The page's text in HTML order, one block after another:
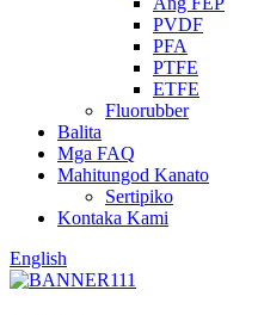
PVDF
PFA
PTFE
ETFE
Fluorubber
Balita
Mga FAQ
Mahitungod Kanato
Sertipiko
Kontaka Kami
English